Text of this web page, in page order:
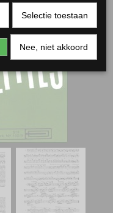
Selectie toestaan
Nee, niet akkoord